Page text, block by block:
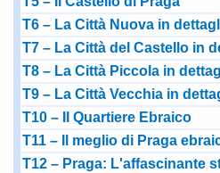
T6 – La Città Nuova in
T7 – La Città del Castello in
T8 – La Città Piccola in
T9 – La Città Vecchia in
T10 – Il Quartiere Ebraico
T11 – Il meglio di Praga
T12 – Praga: L'affascinante